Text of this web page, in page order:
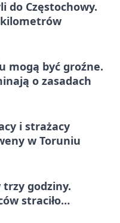
do Częstochowy.
kilometrów
mogą być groźne.
o zasadach
i strażacy
w Toruniu
godziny.
straciło